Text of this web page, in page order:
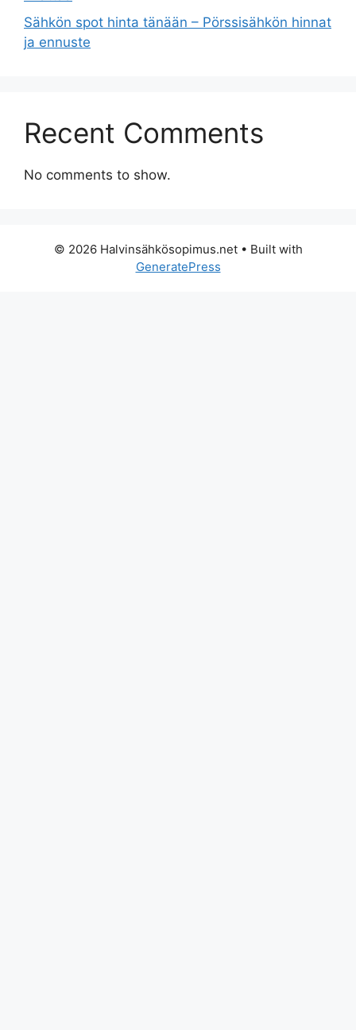
Sähkön spot hinta tänään – Pörssisähkön hinnat
ja ennuste
Recent Comments
No comments to show.
© 2026 Halvinsähkösopimus.net• Built with
GeneratePress